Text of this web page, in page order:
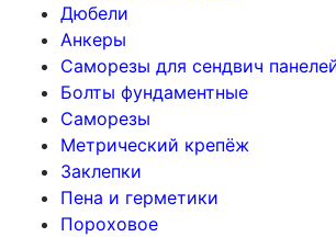
Дюбели
Анкеры
Саморезы для сендвич
Болты фундаментные
Саморезы
Метрический крепёж
Заклепки
Пена и герметики
Пороховое